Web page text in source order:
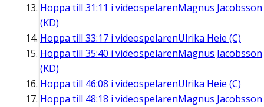
Hoppa till 31:11 i videospelarenMagnus Jacobsson
(KD)
Hoppa till 33:17 i videospelarenUlrika Heie (C)
Hoppa till 35:40 i videospelarenMagnus Jacobsson
(KD)
Hoppa till 46:08 i videospelarenUlrika Heie (C)
Hoppa till 48:18 i videospelarenMagnus Jacobsson